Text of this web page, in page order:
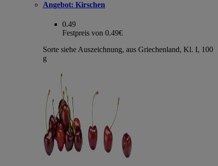
Angebot: Kirschen
0.49
Festpreis von 0.49€
Sorte siehe Auszeichnung, aus Griechenland, Kl. I, 100
g